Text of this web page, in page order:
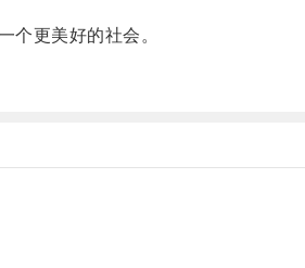
更美好的社会。